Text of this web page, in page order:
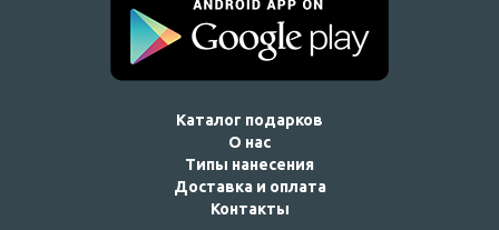
Каталог подарков
О нас
Типы нанесения
Доставка и оплата
Контакты